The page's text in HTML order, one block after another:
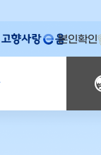
본인확인